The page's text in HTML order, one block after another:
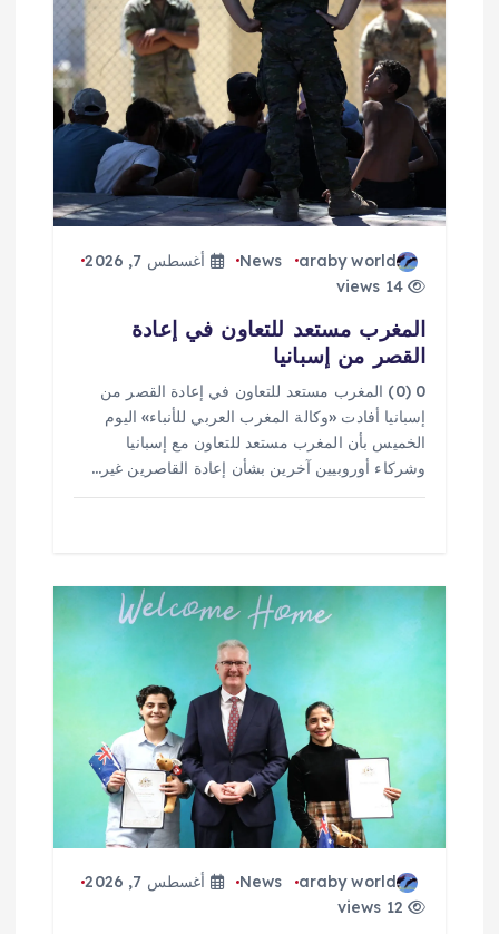
ت
araby world
News
أغسطس 7, 2026
14 views
المغرب مستعد للتعاون في إعادة
القصر من إسبانيا
0 (0) المغرب مستعد للتعاون في إعادة القصر من
إسبانيا أفادت «وكالة المغرب العربي للأنباء» اليوم
الخميس بأن المغرب مستعد للتعاون مع إسبانيا
وشركاء أوروبيين آخرين بشأن إعادة القاصرين غير…
araby world
News
أغسطس 7, 2026
12 views